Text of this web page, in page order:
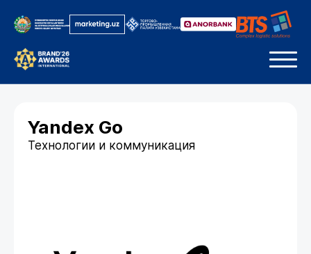
Yandex Go
Технологии и коммуникация